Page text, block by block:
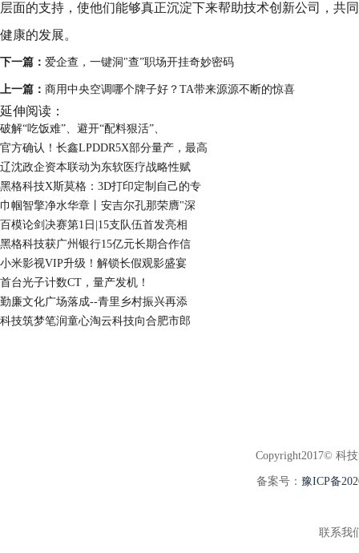
层面的支持，使他们能够真正沉淀下来帮助技术创新公司，共
健康的发展。
下一篇： 爱企查，一键洞"查”职场开挂奇妙密码
上一篇： 商用中央空调哪个牌子好？TA带来源源不断的惊喜
延伸阅读：
破解“吃饭难”、避开“配料狠活”、
官方确认！长鑫LPDDR5X部分量产，最高
辽沈政企资本联动为东软医疗战略性赋
黑格科技X斯莫格：3D打印定制自己的专
巾帼智擎净水华章丨安吉尔孔那荣膺"深
百模论剑决赛第1日|15支队伍首发亮相
黑格科技获广州银行15亿元长期合作信
小米影视VIP升级！解锁长假观影盛宴
首台光子计数CT，量产发机！
勤廉文化广场落成--青里乡村振兴再添
科技筑梦笔润童心淘云科技向合肥市郎
Copyright2017© 科
备案号： 豫ICP备
联系我